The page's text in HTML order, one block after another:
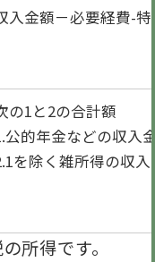
入金額－必要経費-
の1と2の合計額
公的年金などの収入
を除く雑所得の収
所得です。